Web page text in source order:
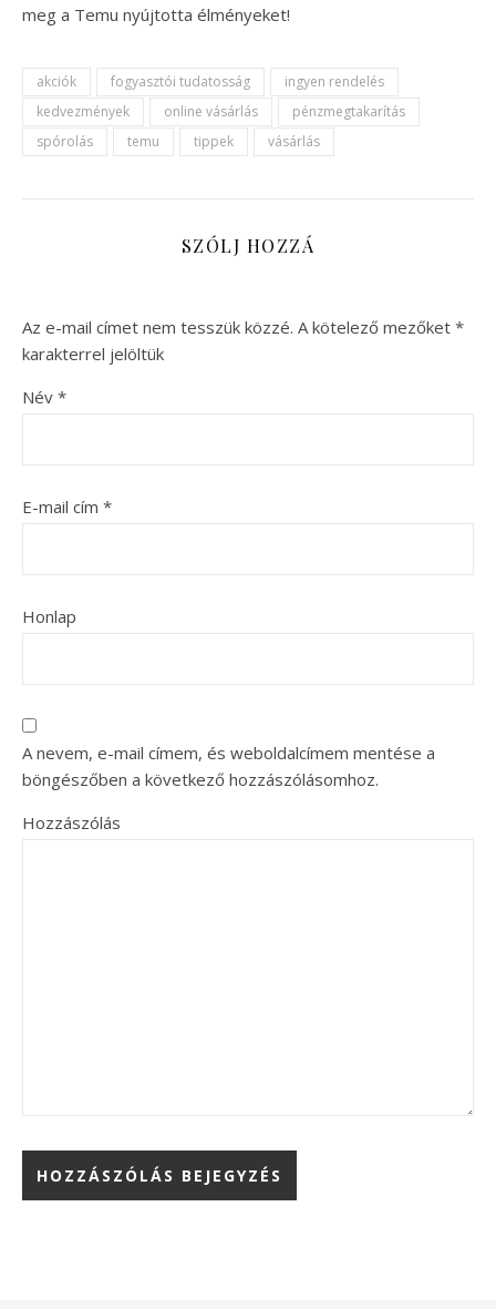
meg a Temu nyújtotta élményeket!
akciók fogyasztói tudatosság
ingyen rendelés
kedvezmények
online vásárlás
pénzmegtakarítás
spórolás
temu tippek vásárlás
SZÓLJ HOZZÁ
Az e-mail címet nem tesszük közzé. A kötelező mezőket *
karakterrel jelöltük
Név *
E-mail cím *
Honlap
A nevem, e-mail címem, és weboldalcímem mentése a
böngészőben a következő hozzászólásomhoz.
Hozzászólás